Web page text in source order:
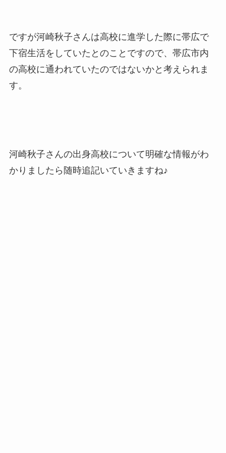
ですが河崎秋子さんは高校に進学した際に帯広で
下宿生活をしていたとのことですので、帯広市内
の高校に通われていたのではないかと考えられま
す。
河崎秋子さんの出身高校について明確な情報がわ
かりましたら随時追記いていきますね♪